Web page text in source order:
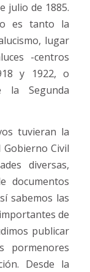
julio de 1885.
es tanto la
lugar
-centros
y 1922, o
la Segunda
tuvieran la
Civil
diversas,
documentos
sabemos las
de
publicar
pormenores
Desde la